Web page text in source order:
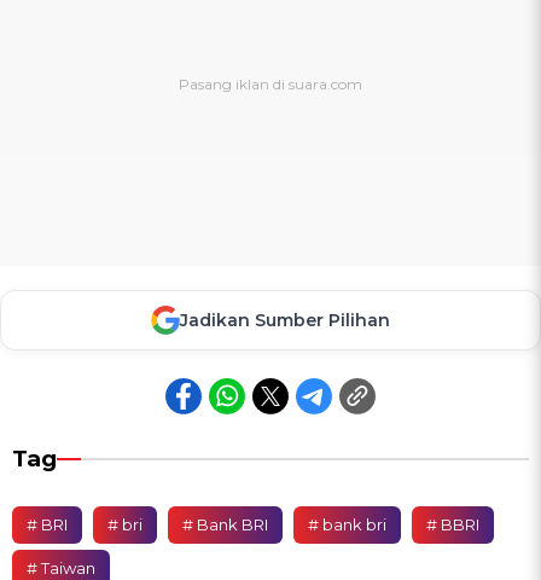
Jadikan Sumber Pilihan
Tag
# BRI # bri # Bank BRI # bank bri # BBRI
# Taiwan